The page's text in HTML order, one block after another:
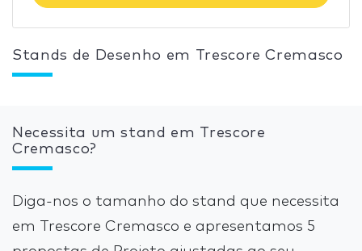
Stands de Desenho em Trescore Cremasco
Necessita um stand em Trescore
Cremasco?
Diga-nos o tamanho do stand que necessita
em Trescore Cremasco e apresentamos 5